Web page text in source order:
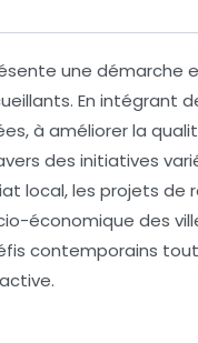
une démarche
En intégrant
à améliorer la
des initiatives
local, les projets de
économique des
contemporains
active.